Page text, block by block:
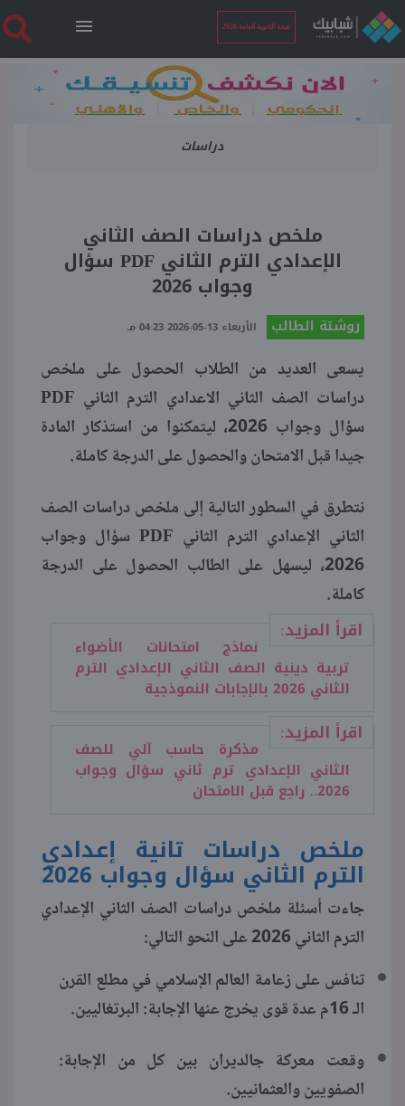
نتيجة الثانوية العامة 2026
الرئيسية
نتيجة الثانوية العامة 2026
فنجان قهوة
بوابة الطلبة
ملفات
منوعات
دراسات
ملخص دراسات الصف الثاني
الإعدادي الترم الثاني PDF سؤال
وجواب 2026
روشتة الطالب الأربعاء 13-05-2026 04:23 مـ
يسعى العديد من الطلاب الحصول على ملخص
دراسات الصف الثاني الاعدادي الترم الثاني PDF
سؤال وجواب 2026، ليتمكنوا من استذكار المادة
جيدا قبل الامتحان والحصول على الدرجة كاملة.
نتطرق في السطور التالية إلى ملخص دراسات الصف
الثاني الإعدادي الترم الثاني PDF سؤال وجواب
2026، ليسهل على الطالب الحصول على الدرجة
كاملة.
اقرأ المزيد:
نماذج امتحانات الأضواء
تربية دينية الصف الثاني الإعدادي الترم
الثاني 2026 بالإجابات النموذجية
اقرأ المزيد:
مذكرة حاسب آلي للصف
الثاني الإعدادي ترم ثاني سؤال وجواب
2026.. راجع قبل الامتحان
ملخص دراسات تانية إعدادي
الترم الثاني سؤال وجواب 2026
جاءت أسئلة ملخص دراسات الصف الثاني الإعدادي
الترم الثاني 2026 على النحو التالي:
تنافس على زعامة العالم الإسلامي في مطلع القرن
الـ 16م عدة قوى يخرج عنها الإجابة: البرتغاليين.
وقعت معركة جالديران بين كل من الإجابة:
الصفويين والعثمانيين.